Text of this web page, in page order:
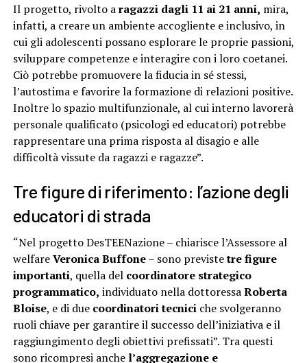
Il progetto, rivolto aragazzi dagli 11 ai 21 anni, mira,
infatti, a creare un ambiente accogliente e inclusivo, in
cui gli adolescenti possano esplorare le proprie passioni,
sviluppare competenze e interagire con i loro coetanei.
Ciò potrebbe promuovere la fiducia in sé stessi,
l’autostima e favorire la formazione di relazioni positive.
Inoltre lo spazio multifunzionale, al cui interno lavorerà
personale qualificato (psicologi ed educatori) potrebbe
rappresentare una prima risposta al disagio e alle
difficoltà vissute da ragazzi e ragazze”.
Tre figure di riferimento: l’azione degli
educatori di strada
“Nel progetto DesTEENazione – chiarisce l’Assessore al
welfareVeronica Buffone– sono previstetre figure
importanti, quella del coordinatore strategico
programmatico, individuato nella dottoressaRoberta
Bloise, e di due coordinatori tecniciche svolgeranno
ruoli chiave per garantire il successo dell’iniziativa e il
raggiungimento degli obiettivi prefissati”. Tra questi
sono ricompresi anche l’aggregazione e